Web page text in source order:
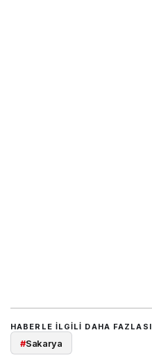
HABERLE ILGILI DAHA FAZLASI
#Sakarya